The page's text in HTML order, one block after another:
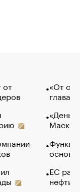
от
«От
глава
Маск в
основ
ЕС
нефти